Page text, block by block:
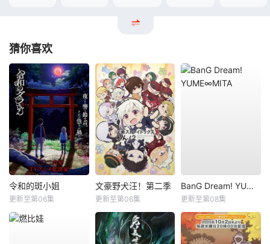
猜你喜欢
令和的斑小姐
更新至第06集
文豪野犬汪！第二季
更新至第06集
BanG Dream! YUME∞MITA
更新至第08集